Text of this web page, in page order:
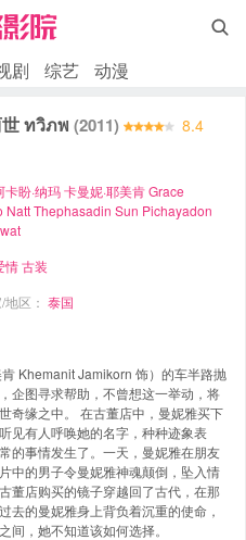

剧 综艺 动漫
世 ทวิภพ(2011) 8.4
卡盼·纳玛 卡曼妮·耶美肯 Grace
Natt Thephasadin Sun Pichayadon
情 古装
/地区：泰国
Khemanit Jamikorn 饰）的车半路抛
企图寻求帮助，不曾想这一举动，将
奇缘之中。 在古董店中，曼妮雅买下
见有人呼唤她的名字，种种迹象表
的事情发生了。一天，曼妮雅在朋友
中的男子令曼妮雅神魂颠倒，坠入情
董店购买的镜子穿越回了古代，在那
去的曼妮雅身上背负着沉重的使命，
，她不知道该如何选择。